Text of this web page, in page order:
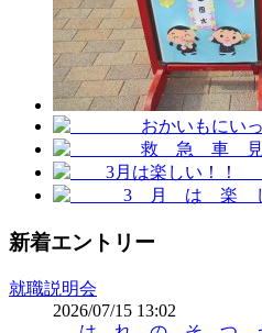
新着エントリー
就職説明会
2026/07/15 13:02